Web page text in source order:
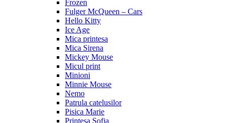
Frozen
Fulger McQueen – Cars
Hello Kitty
Ice Age
Mica printesa
Mica Sirena
Mickey Mouse
Micul print
Minioni
Minnie Mouse
Nemo
Patrula catelusilor
Pisica Marie
Printesa Sofia